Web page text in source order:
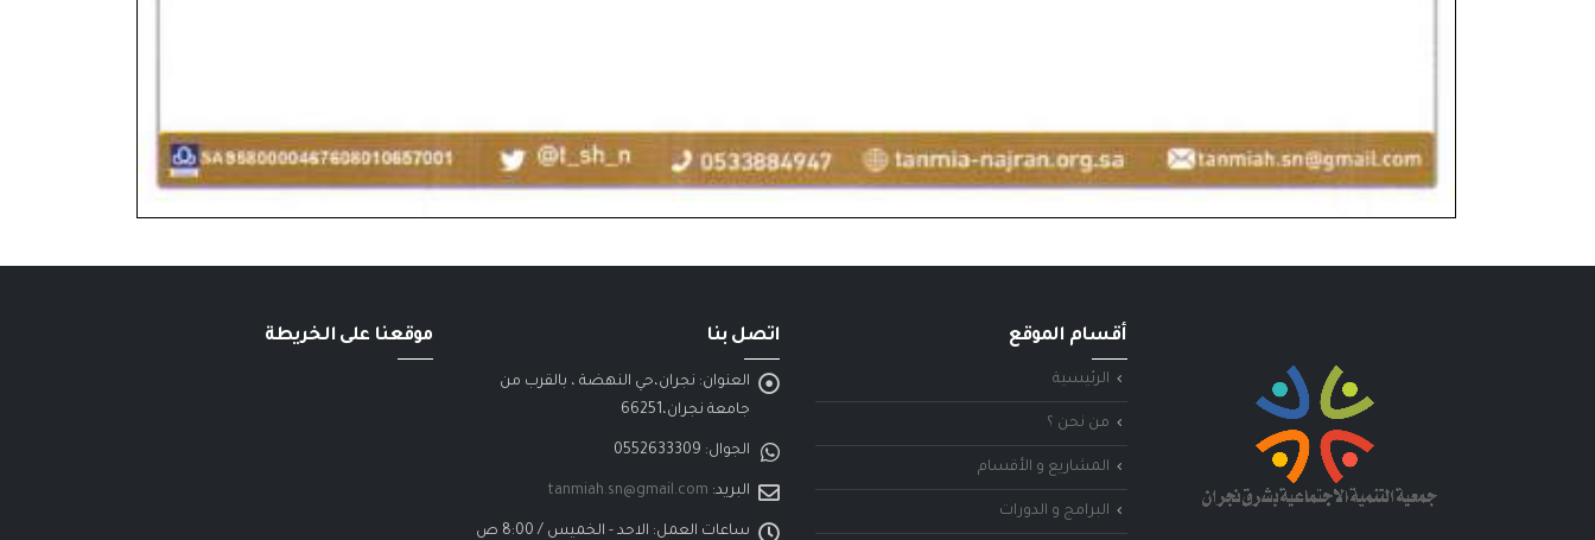
أقسام الموقع
الرئيسية
من نحن ؟
المشاريع و الأقسام
البرامج و الدورات
اتصل بنا
العنوان: نجران،حي النهضة ، بالقرب من
جامعة نجران،66251
الجوال: 0552633309
البريد: tanmiah.sn@gmail.com
ساعات العمل: الاحد - الخميس / 8:00 ص
موقعنا على الخريطة